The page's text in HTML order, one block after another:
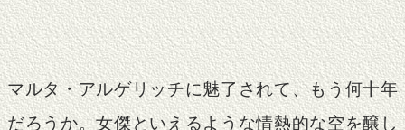
マルタ・アルゲリッチに魅了されて、もう何十年
だろうか。女傑といえるような情熱的な空を醸し